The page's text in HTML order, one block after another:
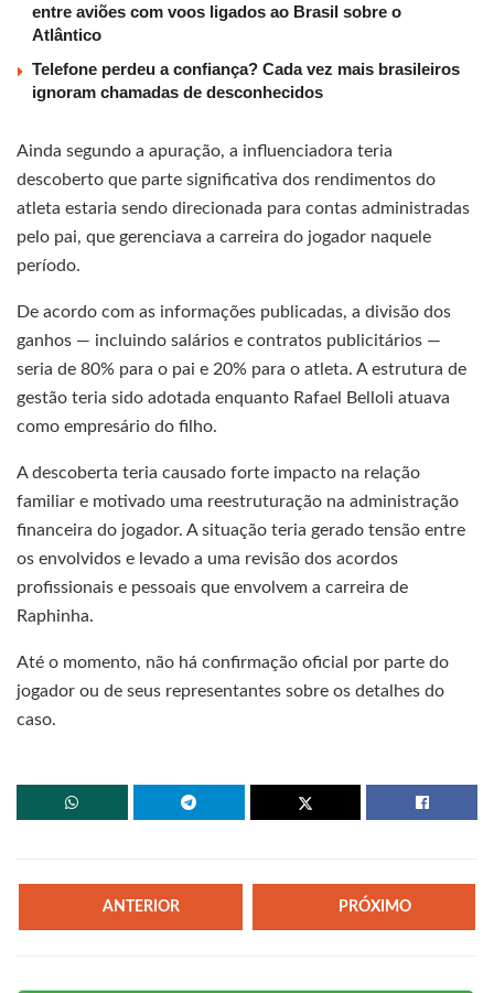
entre aviões com voos ligados ao Brasil sobre o
Atlântico
Telefone perdeu a confiança? Cada vez mais brasileiros
ignoram chamadas de desconhecidos
Ainda segundo a apuração, a influenciadora teria
descoberto que parte significativa dos rendimentos do
atleta estaria sendo direcionada para contas administradas
pelo pai, que gerenciava a carreira do jogador naquele
período.
De acordo com as informações publicadas, a divisão dos
ganhos — incluindo salários e contratos publicitários —
seria de 80% para o pai e 20% para o atleta. A estrutura de
gestão teria sido adotada enquanto Rafael Belloli atuava
como empresário do filho.
A descoberta teria causado forte impacto na relação
familiar e motivado uma reestruturação na administração
financeira do jogador. A situação teria gerado tensão entre
os envolvidos e levado a uma revisão dos acordos
profissionais e pessoais que envolvem a carreira de
Raphinha.
Até o momento, não há confirmação oficial por parte do
jogador ou de seus representantes sobre os detalhes do
caso.
ANTERIOR PRÓXIMO